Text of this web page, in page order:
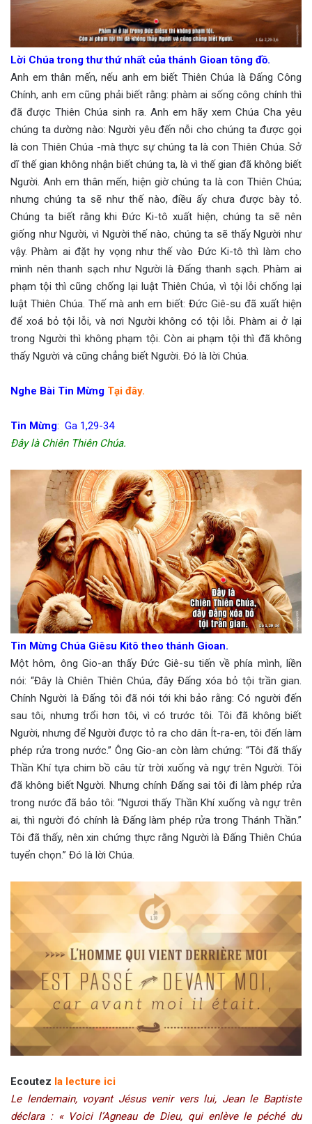
Lời Chúa trong thư thứ nhất của thánh Gioan tông đồ.
Anh em thân mến, nếu anh em biết Thiên Chúa là Đấng Công
Chính, anh em cũng phải biết rằng: phàm ai sống công chính thì
đã được Thiên Chúa sinh ra. Anh em hãy xem Chúa Cha yêu
chúng ta dường nào: Người yêu đến nỗi cho chúng ta được gọi
là con Thiên Chúa -mà thực sự chúng ta là con Thiên Chúa. Sở
dĩ thế gian không nhận biết chúng ta, là vì thế gian đã không biết
Người. Anh em thân mến, hiện giờ chúng ta là con Thiên Chúa;
nhưng chúng ta sẽ như thế nào, điều ấy chưa được bày tỏ.
Chúng ta biết rằng khi Đức Ki-tô xuất hiện, chúng ta sẽ nên
giống như Người, vì Người thế nào, chúng ta sẽ thấy Người như
vậy. Phàm ai đặt hy vọng như thế vào Đức Ki-tô thì làm cho
mình nên thanh sạch như Người là Đấng thanh sạch. Phàm ai
phạm tội thì cũng chống lại luật Thiên Chúa, vì tội lỗi chống lại
luật Thiên Chúa. Thế mà anh em biết: Đức Giê-su đã xuất hiện
để xoá bỏ tội lỗi, và nơi Người không có tội lỗi. Phàm ai ở lại
trong Người thì không phạm tội. Còn ai phạm tội thì đã không
thấy Người và cũng chẳng biết Người. Đó là lời Chúa.
Nghe Bài Tin Mừng Tại đây.
Tin Mừng: Ga 1,29-34
Đây là Chiên Thiên Chúa.
Tin Mừng Chúa Giêsu Kitô theo thánh Gioan.
Một hôm, ông Gio-an thấy Đức Giê-su tiến về phía mình, liền
nói: “Đây là Chiên Thiên Chúa, đây Đấng xóa bỏ tội trần gian.
Chính Người là Đấng tôi đã nói tới khi bảo rằng: Có người đến
sau tôi, nhưng trổi hơn tôi, vì có trước tôi. Tôi đã không biết
Người, nhưng để Người được tỏ ra cho dân Ít-ra-en, tôi đến làm
phép rửa trong nước.” Ông Gio-an còn làm chứng: “Tôi đã thấy
Thần Khí tựa chim bồ câu từ trời xuống và ngự trên Người. Tôi
đã không biết Người. Nhưng chính Đấng sai tôi đi làm phép rửa
trong nước đã bảo tôi: “Ngươi thấy Thần Khí xuống và ngự trên
ai, thì người đó chính là Đấng làm phép rửa trong Thánh Thần.”
Tôi đã thấy, nên xin chứng thực rằng Người là Đấng Thiên Chúa
tuyển chọn.” Đó là lời Chúa.
Ecoutez la lecture ici
Le lendemain, voyant Jésus venir vers lui, Jean le Baptiste
déclara : « Voici l’Agneau de Dieu, qui enlève le péché du